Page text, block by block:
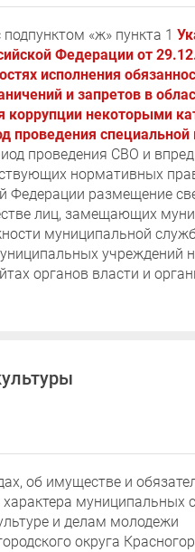
подпунктом «ж» пункта 1
Федерации от
исполнения
и запретов в
коррупции некоторыми
проведения специальной
проведения СВО и
нормативных
Федерации размещение
лиц, замещающих
муниципальной
учреждений
органов власти и
об имуществе и
муниципальных
и делам молодежи
округа